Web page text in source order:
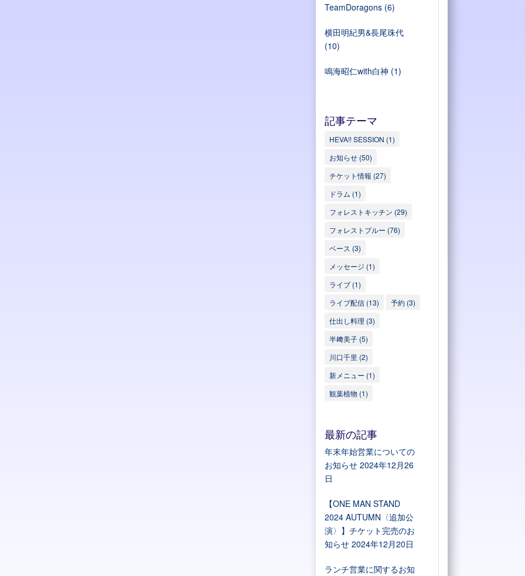
TeamDoragons(6)
横田明紀男&長尾珠代
(10)
鳴海昭仁with白神 (1)
記事テーマ
HEVA!! SESSION (1)
お知らせ(50)
チケット情報 (27)
ドラム (1)
フォレストキッチン (29)
フォレストブルー (76)
ベース (3)
メッセージ (1)
ライブ(1)
ライブ配信(13) 予約(3)
仕出し料理 (3)
半﨑美子(5)
川口千里 (2)
新メニュー (1)
観葉植物 (1)
最新の記事
年末年始営業についての
お知らせ 2024年12月26
日
【ONE MAN STAND
2024 AUTUMN〈追加公
演〉】チケット完売のお
知らせ 2024年12月20日
ランチ営業に関するお知